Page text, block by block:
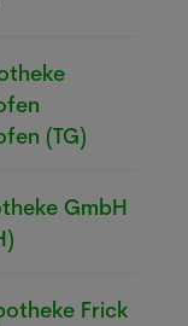
(TG)
GmbH
Frick